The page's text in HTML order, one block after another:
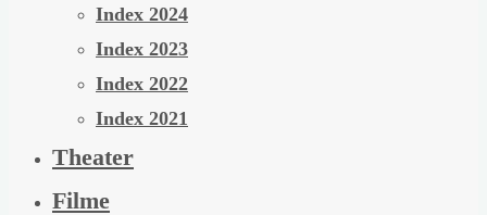
Index 2024
Index 2023
Index 2022
Index 2021
Theater
Filme